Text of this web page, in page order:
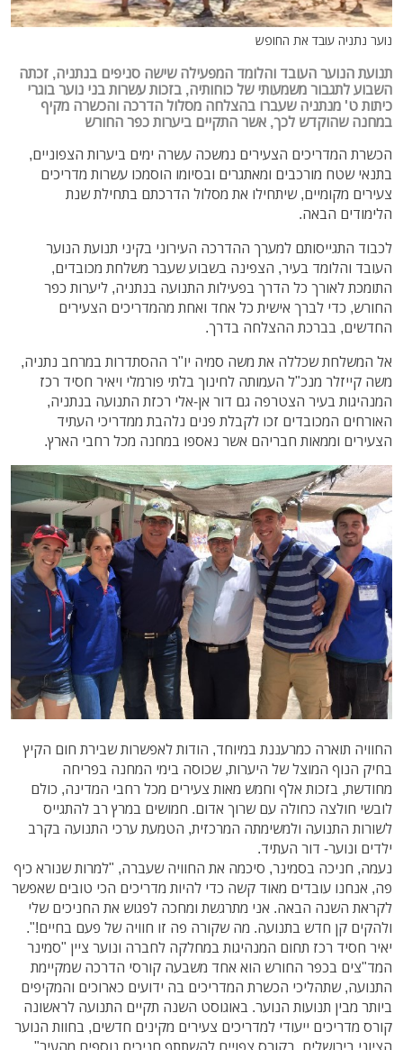
נוער נתניה עובד את החופש
תנועת הנוער העובד והלומד המפעילה שישה סניפים בנתניה, זכתה
השבוע לתגבור משמעותי של כוחותיה, בזכות עשרות בני נוער בוגרי
כיתות ט' מנתניה שעברו בהצלחה מסלול הדרכה והכשרה מקיף
במחנה שהוקדש לכך, אשר התקיים ביערות כפר החורש
הכשרת המדריכים הצעירים נמשכה עשרה ימים ביערות הצפוניים,
בתנאי שטח מורכבים ומאתגרים ובסיומו הוסמכו עשרות מדריכים
צעירים מקומיים, שיתחילו את מסלול הדרכתם בתחילת שנת
הלימודים הבאה.
לכבוד התגייסותם למערך ההדרכה העירוני בקיני תנועת הנוער
העובד והלומד בעיר, הצפינה בשבוע שעבר משלחת מכובדים,
התומכת לאורך כל הדרך בפעילות התנועה בנתניה, ליערות כפר
החורש, כדי לברך אישית כל אחד ואחת מהמדריכים הצעירים
החדשים, בברכת ההצלחה בדרך.
אל המשלחת שכללה את משה סמיה יו"ר ההסתדרות במרחב נתניה,
משה קייזלר מנכ"ל העמותה לחינוך בלתי פורמלי ויאיר חסיד רכז
המנהיגות בעיר הצטרפה גם דור אן-אלי רכזת התנועה בנתניה,
האורחים המכובדים זכו לקבלת פנים נלהבת ממדריכי העתיד
הצעירים וממאות חבריהם אשר נאספו במחנה מכל רחבי הארץ.
החוויה תוארה כמרעננת במיוחד, הודות לאפשרות שבירת חום הקיץ
בחיק הנוף המוצל של היערות, שכוסה בימי המחנה בפריחה
מחודשת, בזכות אלף וחמש מאות צעירים מכל רחבי המדינה, כולם
לובשי חולצה כחולה עם שרוך אדום. חמושים במרץ רב להתגייס
לשורות התנועה ולמשימתה המרכזית, הטמעת ערכי התנועה בקרב
ילדים ונוער- דור העתיד.
נעמה, חניכה בסמינר, סיכמה את החוויה שעברה, "למרות שנורא כיף
פה, אנחנו עובדים מאוד קשה כדי להיות מדריכים הכי טובים שאפשר
לקראת השנה הבאה. אני מתרגשת ומחכה לפגוש את החניכים שלי
ולהקים קן חדש בתנועה. מה שקורה פה זו חוויה של פעם בחיים!".
יאיר חסיד רכז תחום המנהיגות במחלקה לחברה ונוער ציין "סמינר
המד"צים בכפר החורש הוא אחד משבעה קורסי הדרכה שמקיימת
התנועה, שתהליכי הכשרת המדריכים בה ידועים כארוכים והמקיפים
ביותר מבין תנועות הנוער. באוגוסט השנה תקיים התנועה לראשונה
קורס מדריכים ייעודי למדריכים צעירים מקינים חדשים, בחוות הנוער